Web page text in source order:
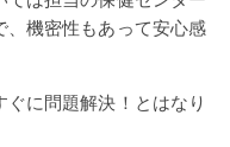
、機密性もあって安心感
に問題解決！とはなり